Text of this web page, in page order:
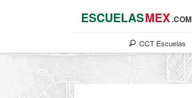
ESCUELASMEX.COM
CCT Escuelas